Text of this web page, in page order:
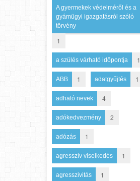
A gyermekek védelméről és a
gyámügyi igazgatásról szóló
törvény
1
a szülés várható időpontja 1
ABB 1 adatgyűjtés 1
adható nevek 4
adókedvezmény 2
adózás 1
agresszív viselkedés 1
agresszivitás 1